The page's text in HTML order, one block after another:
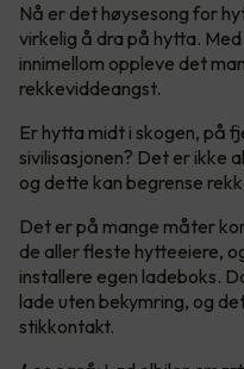
Nå er det høysesong for
virkelig å dra på hytta.
innimellom oppleve det
rekkeviddeangst.
Er hytta midt i skogen, på
sivilisasjonen? Det er ikke
og dette kan begrense
Det er på mange måter
de aller fleste hytteeiere,
installere egen ladeboks.
lade uten bekymring, og
stikkontakt.